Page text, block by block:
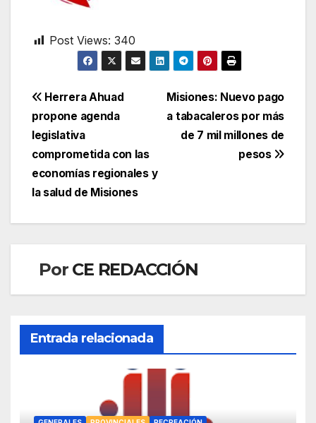
Post Views: 340
Navegación
de
entradas
Misiones: Nuevo pago
a tabacaleros por más
de 7 mil millones de
pesos
Herrera Ahuad
propone agenda
legislativa
comprometida con las
economías regionales y
la salud de Misiones
Por CE REDACCIÓN
Entrada relacionada